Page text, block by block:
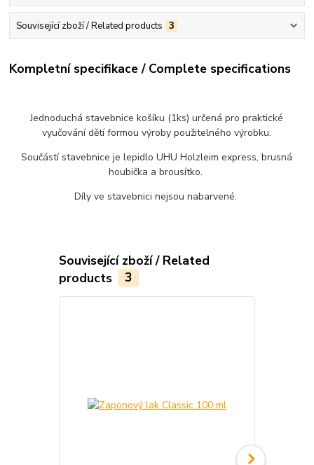
Související zboží / Related products 3
Kompletní specifikace / Complete specifications
Jednoduchá stavebnice košíku (1ks) určená pro praktické
vyučování dětí formou výroby použitelného výrobku.
Součástí stavebnice je lepidlo UHU Holzleim express, brusná
houbička a brousítko.
Díly ve stavebnici nejsou nabarvené.
Související zboží / Related
products
3